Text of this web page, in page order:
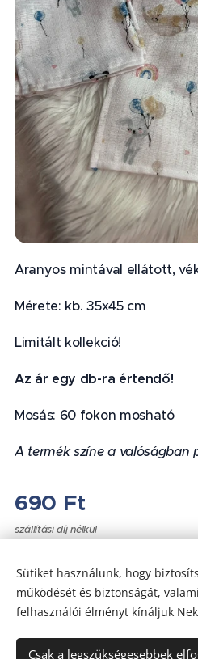
Aranyos mintával ellátott,
Mérete: kb. 35x45 cm
Limitált kollekció!
Az ár egy db-ra értendő!
Mosás: 60 fokon mosható
A termék színe a valóságban
690 Ft
szállítási díj nélkül
Az oldalt aWebnode
Sütiket használunk, hogy
működését és biztonságát,
felhasználói élményt kínáljuk
Csak a legszükségesebbek